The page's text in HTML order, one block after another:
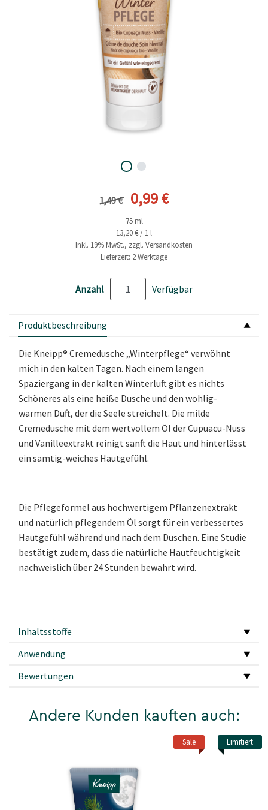
Vorheriger Preis
1,49 € Aktueller Preis
0,99 €
75 ml
13,20 € / 1 l
Inkl. 19% MwSt., zzgl. Versandkosten
Lieferzeit: 2 Werktage
Anzahl Verfügbar
Produktbeschreibung
Die Kneipp® Cremedusche „Winterpflege“ verwöhnt
mich in den kalten Tagen. Nach einem langen
Spaziergang in der kalten Winterluft gibt es nichts
Schöneres als eine heiße Dusche und den wohlig-
warmen Duft, der die Seele streichelt. Die milde
Cremedusche mit dem wertvollem Öl der Cupuacu-Nuss
und Vanilleextrakt reinigt sanft die Haut und hinterlässt
ein samtig-weiches Hautgefühl.
Die Pflegeformel aus hochwertigem Pflanzenextrakt
und natürlich pflegendem Öl sorgt für ein verbessertes
Hautgefühl während und nach dem Duschen. Eine Studie
bestätigt zudem, dass die natürliche Hautfeuchtigkeit
nachweislich über 24 Stunden bewahrt wird.
Inhaltsstoffe
Anwendung
Bewertungen
Andere Kunden kauften auch:
Sale Limitiert